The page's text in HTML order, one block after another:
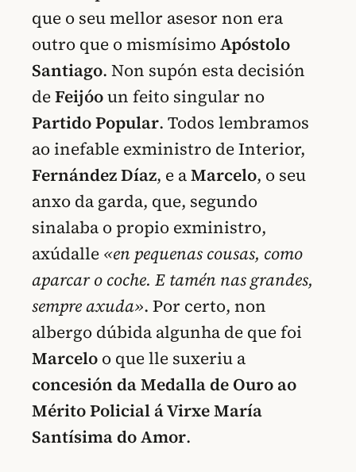
que o seu mellor asesor non era
outro que o mismísimoApóstolo
Santiago. Non supón esta decisión
deFeijóoun feito singular no
Partido Popular. Todos lembramos
ao inefable exministro de Interior,
Fernández Díaz, e aMarcelo, o seu
anxo da garda, que, segundo
sinalaba o propio exministro,
axúdalle «en pequenas cousas, como
aparcar o coche. E tamén nas grandes,
sempre axuda». Por certo, non
albergo dúbida algunha de que foi
Marcelo o que lle suxeriu a
concesión da Medalla de Ouro ao
Mérito Policial á Virxe María
Santísima do Amor.